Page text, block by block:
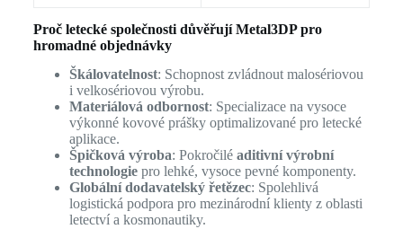
Proč letecké společnosti důvěřují Metal3DP pro
hromadné objednávky
Škálovatelnost: Schopnost zvládnout malosériovou
i velkosériovou výrobu.
Materiálová odbornost: Specializace na vysoce
výkonné kovové prášky optimalizované pro letecké
aplikace.
Špičková výroba: Pokročilé aditivní výrobní
technologiepro lehké, vysoce pevné komponenty.
Globální dodavatelský řetězec: Spolehlivá
logistická podpora pro mezinárodní klienty z oblasti
letectví a kosmonautiky.